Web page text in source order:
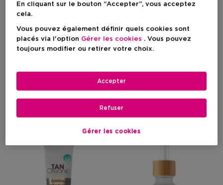
TANORGANIC
Visage Corps
7 Résultats
En cliquant sur le bouton “Accepter”, vous acceptez
cela.
Vous pouvez également définir quels cookies sont
placés via l'option Gérer les cookies . Vous pouvez
toujours modifier ou retirer votre choix.
Gérer les cookies
Refuser
Accepter